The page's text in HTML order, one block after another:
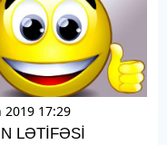
2019 17:29
LƏTİFƏSİ